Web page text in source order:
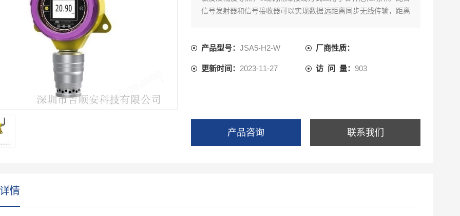
信号发射器和信号接收器可以实现数据远距离同步无线传输，距离
显示、控制、报警等功能。
产品型号： JSA5-H2-W 厂商性质：
更新时间： 2023-11-27 访 问 量：903
产品咨询 联系我们
情